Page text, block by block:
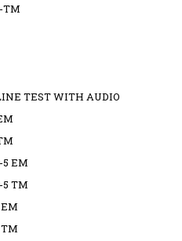
TM
TEST WITH AUDIO
5 EM
5 TM
EM
TM